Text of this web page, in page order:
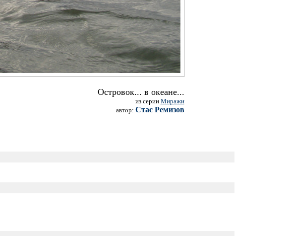
Островок... в океане...
из серии Миражи
автор: Стас Ремизов